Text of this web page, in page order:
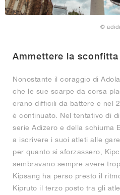
©
Ammettere la sconfitta
Nonostante il coraggio di
che le sue scarpe da corsa
erano difficili da battere e nel
è continuato. Nel tentativo di
serie Adizero e della schiuma
a iscrivere i suoi atleti alle
per quanto si sforzassero,
sembravano sempre avere
Kipsang ha perso presto il
Kipruto il terzo posto tra gli